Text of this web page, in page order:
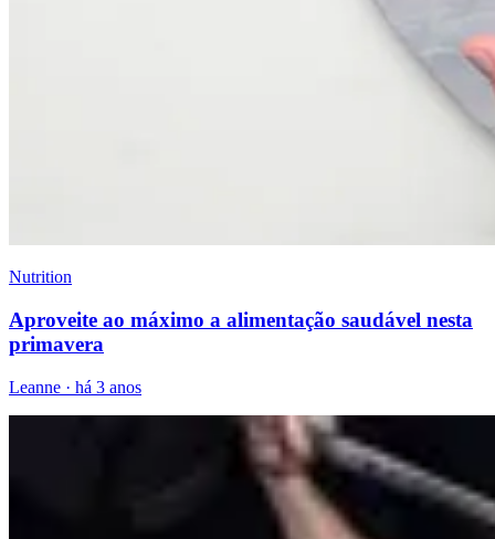
Nutrition
Aproveite ao máximo a alimentação saudável nesta
primavera
Leanne · há 3 anos